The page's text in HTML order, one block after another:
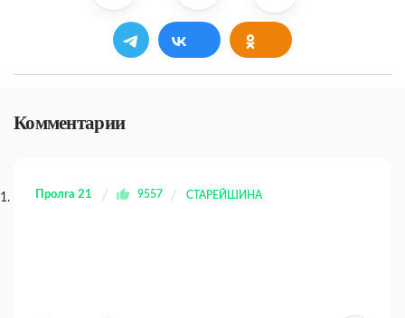
Комментарии
Пролга 21 9557 СТАРЕЙШИНА